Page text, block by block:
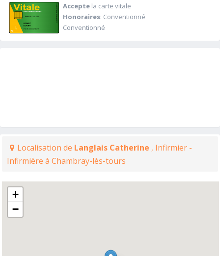
Acceptela carte vitale
Honoraires: Conventionné
Conventionné
Localisation de Langlais Catherine , Infirmier -
Infirmière à Chambray-lès-tours
+
−